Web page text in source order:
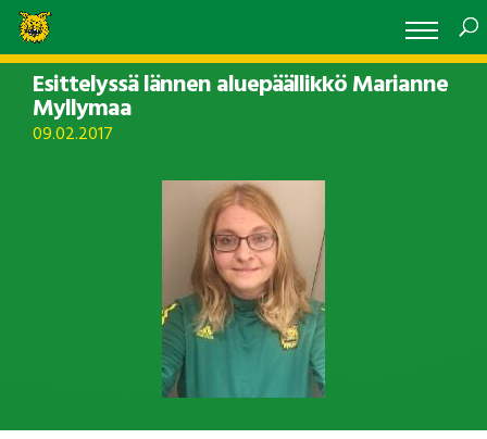
Esittelyssä lännen aluepäällikkö Marianne
Myllymaa
09.02.2017